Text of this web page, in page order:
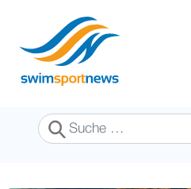
Suchen